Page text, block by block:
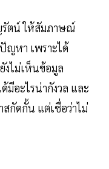
รัตน์ ให้สัมภาษณ์
ญหา เพราะได้
งไม่เห็นข้อมูล
มีอะไรน่ากังวล และ
สกัดกั้น แต่เชื่อว่าไม่